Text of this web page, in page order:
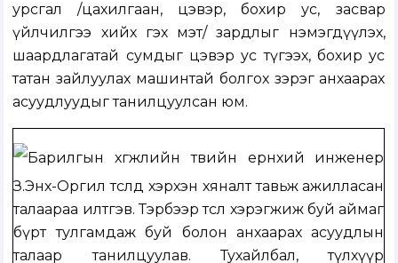
урсгал /цахилгаан, цэвэр, бохир ус, засвар
үйлчилгээ хийх гэх мэт/ зардлыг нэмэгдүүлэх,
шаардлагатай сумдыг цэвэр ус түгээх, бохир ус
татан зайлуулах машинтай болгох зэрэг анхаарах
асуудлуудыг танилцуулсан юм.
Барилгын хөгжлийн төвийн ерөнхий инженер
З.Энх-Оргил төсөлд хэрхэн хяналт тавьж ажилласан
талаараа илтгэв. Тэрбээр төсөл хэрэгжиж буй аймаг
бүрт тулгамдаж буй болон анхаарах асуудлын
талаар танилцуулав. Тухайлбал, түлхүүр